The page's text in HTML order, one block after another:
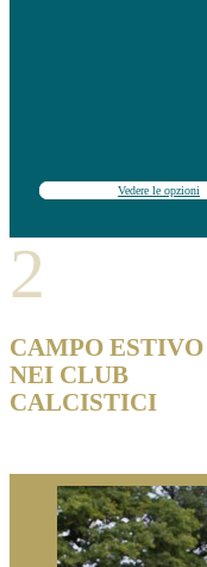
Vedere le opzioni
2
CAMPO ESTIVO
NEI CLUB
CALCISTICI